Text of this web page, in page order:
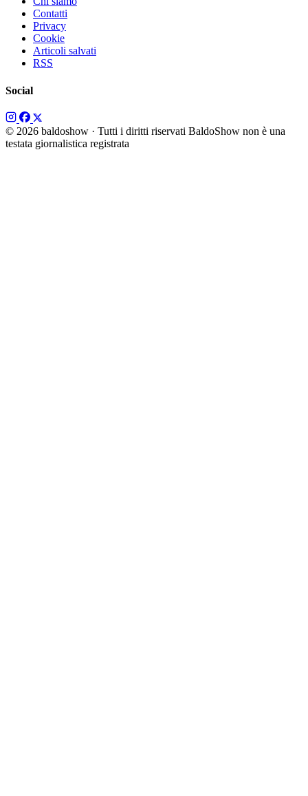
Contatti
Privacy
Cookie
Articoli salvati
RSS
Social
© 2026 baldoshow · Tutti i diritti riservati BaldoShow non è una
testata giornalistica registrata